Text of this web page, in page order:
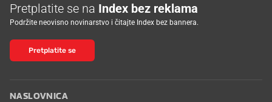
Pretplatite se na Index bez reklama
Podržite neovisno novinarstvo i čitajte Index bez bannera.
Pretplatite se
NASLOVNICA